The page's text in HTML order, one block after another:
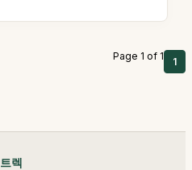
Page 1 of 1 1
트렉